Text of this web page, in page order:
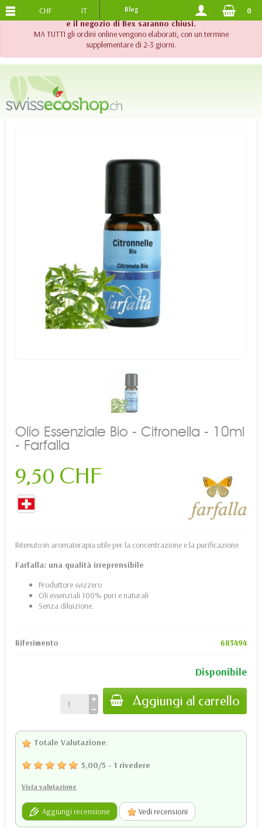
!! Importante !! Fino al 20 agosto 2026, l'assistenza telefonica
e il negozio di Bex saranno chiusi.
MA TUTTI gli ordini online vengono elaborati, con un termine
supplementare di 2-3 giorni.
SPEDIZIONE GRATUITADA 120.-
CHF IT Blog 0
Olio Essenziale Bio - Citronella - 10ml
- Farfalla
9,50 CHF
Ritenuto in aromaterapia utile per la concentrazione e la purificazione
Farfalla: una qualità irreprensibile
Produttore svizzero
Oli essenziali 100% puri e naturali
Senza diluizione.
Riferimento 683494
Disponibile
Aggiungi al carrello
Totale Valutazione:
5,00/5 - 1 rivedere
Vista valutazione
Aggiungi recensione Vedi recensioni